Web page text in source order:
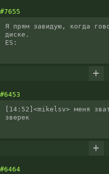
#7655
Я прям завидую, когда
диске.
ES:
+
#6453
[14:52]<mikelsv> меня
зверек
+
#6464